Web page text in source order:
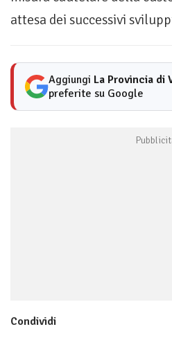
attesa dei successivi
Aggiungi La Provincia di
preferite su Google
Condividi